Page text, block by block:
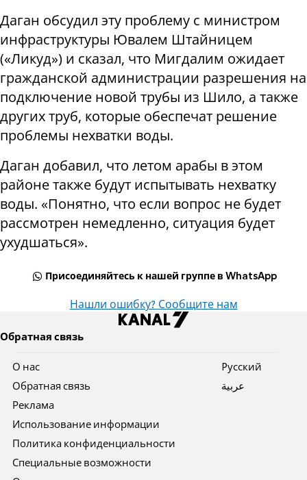
Даган обсудил эту проблему с министром
инфраструктуры Ювалем Штайницем
(«Ликуд») и сказал, что Мигдалим ожидает
гражданской администрации разрешения на
подключение новой трубы из Шило, а также
других труб, которые обеспечат решение
проблемы нехватки воды.
Даган добавил, что летом арабы в этом
районе также будут испытывать нехватку
воды. «Понятно, что если вопрос не будет
рассмотрен немедленно, ситуация будет
ухудшаться».
Присоединяйтесь к нашей группе в WhatsApp
Нашли ошибку? Сообщите нам
Обратная связь
О нас
Обратная связь
Реклама
Использование информации
Политика конфиденциальности
Специальные возможности
Pусский
عربية